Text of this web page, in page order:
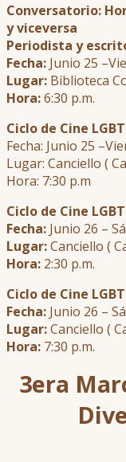
Conversatorio:
y viceversa
Periodista y
Fecha: Junio 25
Lugar: Biblioteca
Hora:6:30 p.m.
Ciclo de Cine
Fecha: Junio 25
Lugar: Canciello (
Hora: 7:30 p.m
Ciclo de Cine
Fecha: Junio 26 –
Lugar:Canciello (
Hora: 2:30 p.m.
Ciclo de Cine
Fecha: Junio 26 –
Lugar:Canciello (
Hora: 7:30 p.m.
3era